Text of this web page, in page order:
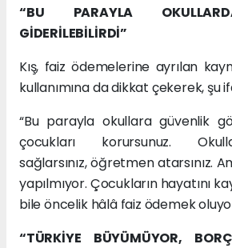
“BU PARAYLA
GİDERİLEBİLİRDİ”
Kış, faiz ödemelerine ayrılan
kullanımına da dikkat çekerek, şu
“Bu parayla okullara güvenlik
çocukları korursunuz.
sağlarsınız, öğretmen atarsınız.
yapılmıyor. Çocukların hayatını
bile öncelik hâlâ faiz ödemek
“TÜRKİYE BÜYÜMÜYOR,